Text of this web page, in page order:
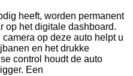
heeft, worden permanent
op het digitale dashboard.
op deze auto helpt u
en het drukke
control houdt de auto
Een